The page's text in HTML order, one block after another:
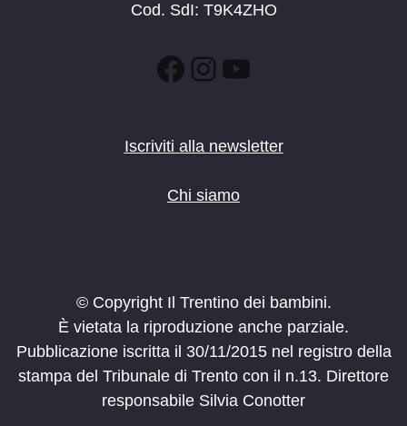
Cod. SdI: T9K4ZHO
Facebook
Instagram
YouTube
Iscriviti alla newsletter
Chi siamo
© Copyright Il Trentino dei bambini.
È vietata la riproduzione anche parziale.
Pubblicazione iscritta il 30/11/2015 nel registro della
stampa del Tribunale di Trento con il n.13. Direttore
responsabile Silvia Conotter